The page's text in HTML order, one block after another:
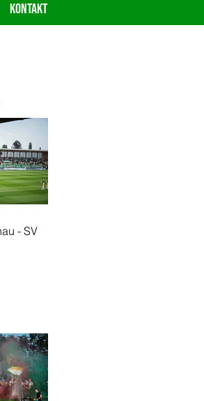
Kontakt
- SV